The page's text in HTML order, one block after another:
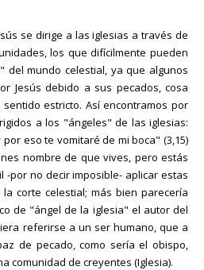
se dirige a las iglesias a través de
los que difícilmente pueden
del mundo celestial, ya que algunos
Jesús debido a sus pecados, cosa
estricto. Así encontramos por
a los "ángeles" de las iglesias:
eso te vomitaré de mi boca" (3,15)
nombre de que vives, pero estás
-por no decir imposible- aplicar estas
corte celestial; más bien parecería
de "ángel de la iglesia" el autor del
referirse a un ser humano, que a
de pecado, como sería el obispo,
comunidad de creyentes (Iglesia).